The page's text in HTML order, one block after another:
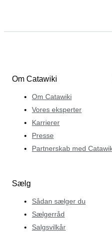
Om Catawiki
Om Catawiki
Vores eksperter
Karrierer
Presse
Partnerskab med
Sælg
Sådan sælger du
Sælgerråd
Salgsvilkår